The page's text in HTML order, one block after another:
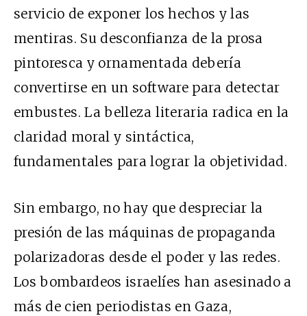
servicio de exponer los hechos y las
mentiras. Su desconfianza de la prosa
pintoresca y ornamentada debería
convertirse en un software para detectar
embustes. La belleza literaria radica en la
claridad moral y sintáctica,
fundamentales para lograr la objetividad.
Sin embargo, no hay que despreciar la
presión de las máquinas de propaganda
polarizadoras desde el poder y las redes.
Los bombardeos israelíes han asesinado a
más de cien periodistas en Gaza,